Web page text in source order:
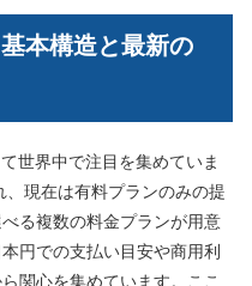
本構造と最新の
世界中で注目を集めていま
現在は有料プランのみの提
る複数の料金プランが用意
円での支払い目安や商用利
関心を集めています。ここ